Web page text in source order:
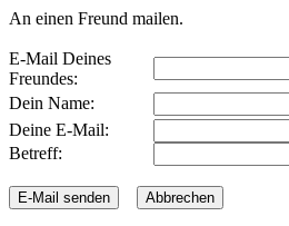
An einen Freund mailen.
E-Mail Deines
Freundes:
Dein Name:
Deine E-Mail:
Betreff: